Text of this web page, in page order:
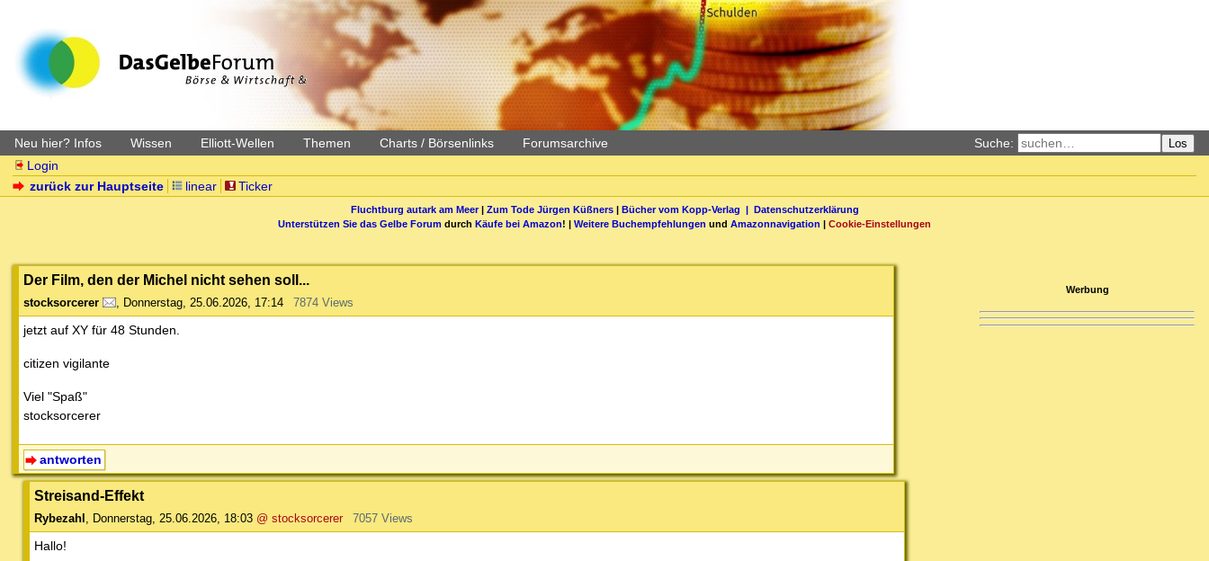
Neu hier? Infos Wissen Elliott-Wellen Themen Charts / Börsenlinks Forumsarchive Suche: Los
Login
zurück zur Hauptseite
linear Ticker
Fluchtburg autark am Meer| Zum Tode Jürgen Küßners| Bücher vom Kopp-Verlag | Datenschutzerklärung
Unterstützen Sie das Gelbe Forum durch Käufe bei Amazon! | Weitere Buchempfehlungen und Amazonnavigation | Cookie-Einstellungen
Der Film, den der Michel nicht sehen soll...
stocksorcerer , Donnerstag, 25.06.2026, 17:14 7874 Views
jetzt auf XY für 48 Stunden.
citizen vigilante
Viel "Spaß"
stocksorcerer
antworten
Streisand-Effekt
Rybezahl , Donnerstag, 25.06.2026, 18:03 @ stocksorcerer 7057 Views
Hallo!
Werbung